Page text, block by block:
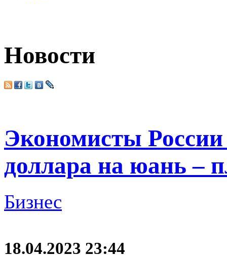
Новости
Экономисты
доллара на юань –
Бизнес
18.04.2023 23:44